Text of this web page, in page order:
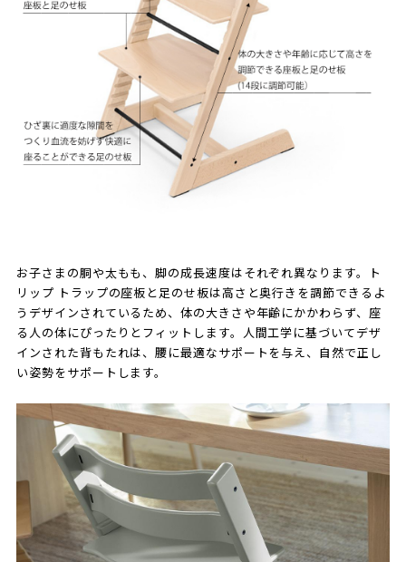
お子さまの胴や太もも、脚の成長速度はそれぞれ異なります。ト
リップ トラップの座板と足のせ板は高さと奥行きを調節できるよ
うデザインされているため、体の大きさや年齢にかかわらず、座
る人の体にぴったりとフィットします。人間工学に基づいてデザ
インされた背もたれは、腰に最適なサポートを与え、自然で正し
い姿勢をサポートします。